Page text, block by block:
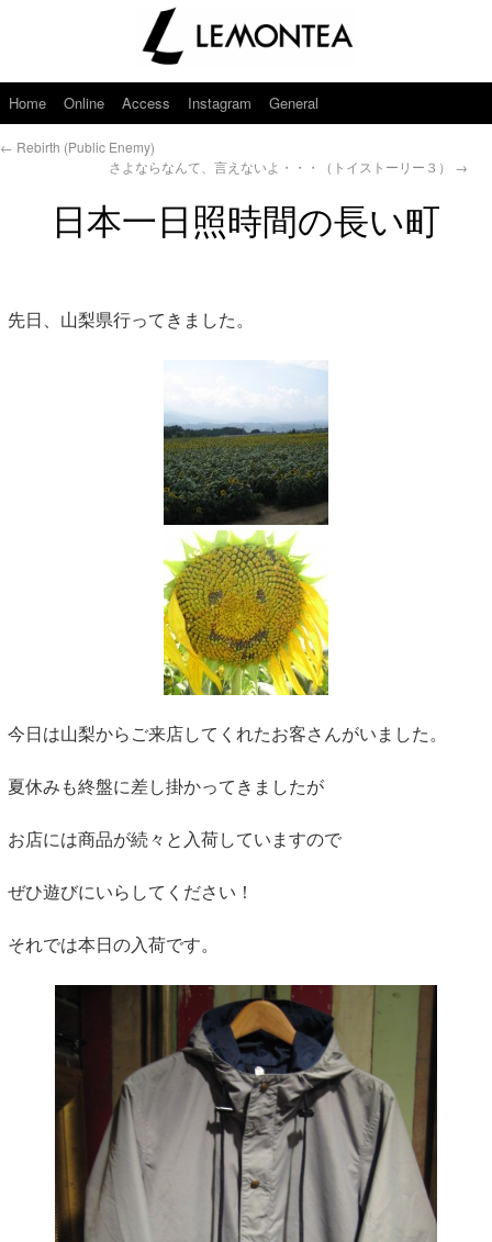
Home Online Access Instagram General
← Rebirth (Public Enemy)
さよならなんて、言えないよ・・・（トイストーリー３） →
日本一日照時間の長い町
先日、山梨県行ってきました。
今日は山梨からご来店してくれたお客さんがいました。
夏休みも終盤に差し掛かってきましたが
お店には商品が続々と入荷していますので
ぜひ遊びにいらしてください！
それでは本日の入荷です。